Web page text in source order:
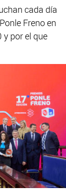
cada día
Freno en
por el que